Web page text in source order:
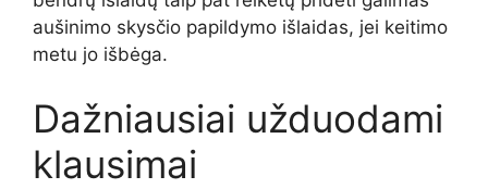
aušinimo skysčio papildymo išlaidas, jei keitimo
metu jo išbėga.
Dažniausiai užduodami
klausimai